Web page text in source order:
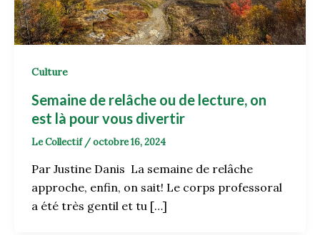
Culture
Semaine de relâche ou de lecture, on
est là pour vous divertir
Le Collectif /octobre 16, 2024
Par Justine Danis La semaine de relâche
approche, enfin, on sait! Le corps professoral
a été très gentil et tu […]